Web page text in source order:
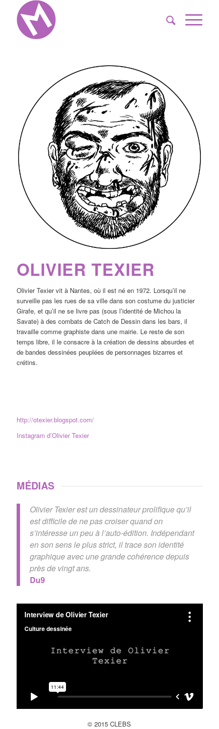
OLIVIER TEXIER
Olivier Texier vit à Nantes, où il est né en 1972. Lorsqu’il ne
surveille pas les rues de sa ville dans son costume du justicier
Girafe, et qu’il ne se livre pas (sous l’identité de Michou la
Savate) à des combats de Catch de Dessin dans les bars, il
travaille comme graphiste dans une mairie. Le reste de son
temps libre, il le consacre à la création de dessins absurdes et
de bandes dessinées peuplées de personnages bizarres et
crétins.
http://otexier.blogspot.com/
Instagram d’Olivier Texier
MÉDIAS
Olivier Texier est un dessinateur prolifique qu’il
est difficile de ne pas croiser quand on
s’intéresse un peu à l’auto-édition. Indépendant
en son sens le plus strict, il trace son identité
graphique avec une grande cohérence depuis
près de vingt ans.
Du9
© 2015 CLEBS